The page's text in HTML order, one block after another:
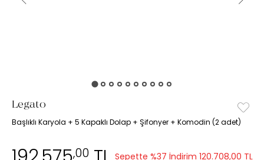
Legato
Başlıklı Karyola + 5 Kapaklı Dolap + Şifonyer + Komodin (2 adet)
,00 Sepette %37 İndirim 120.708,00 TL